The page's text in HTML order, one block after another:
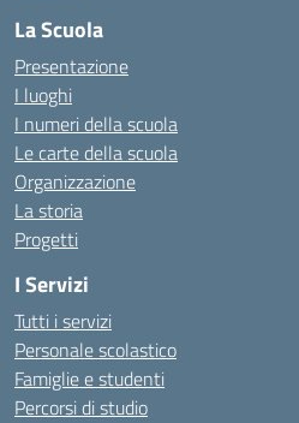
La Scuola
Presentazione
I luoghi
I numeri della scuola
Le carte della scuola
Organizzazione
La storia
Progetti
I Servizi
Tutti i servizi
Personale scolastico
Famiglie e studenti
Percorsi di studio